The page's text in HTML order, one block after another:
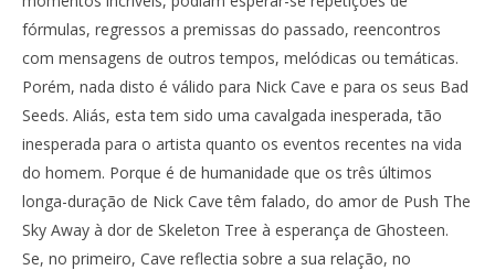
fórmulas, regressos a premissas do passado, reencontros
com mensagens de outros tempos, melódicas ou temáticas.
Porém, nada disto é válido para Nick Cave e para os seus Bad
Seeds. Aliás, esta tem sido uma cavalgada inesperada, tão
inesperada para o artista quanto os eventos recentes na vida
do homem. Porque é de humanidade que os três últimos
longa-duração de Nick Cave têm falado, do amor de Push The
Sky Away à dor de Skeleton Tree à esperança de Ghosteen.
Se, no primeiro, Cave reflectia sobre a sua relação, no